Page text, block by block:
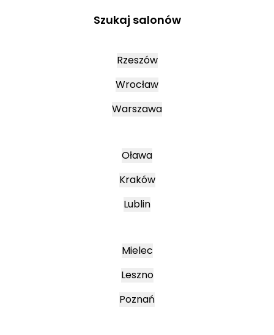
Szukaj salonów
Rzeszów
Wrocław
Warszawa
Oława
Kraków
Lublin
Mielec
Leszno
Poznań